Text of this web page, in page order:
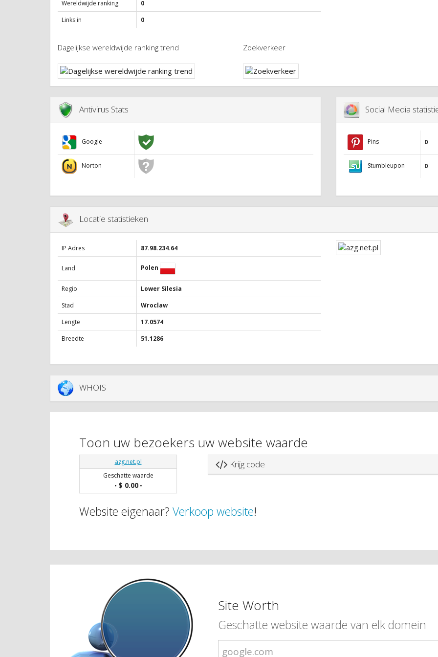
Wereldwijde ranking
0
Links in
0
Dagelijkse wereldwijde ranking trend Zoekverkeer
Antivirus Stats
Google
Norton
Social Media
Pins 0
Stumbleupon 0
Locatie statistieken
IP Adres 87.98.234.64
Land Polen
Regio
Lower Silesia
Stad
Wroclaw
Lengte
17.0574
Breedte
51.1286
WHOIS
Toon uw bezoekers uw website waarde
azg.net.pl
Geschatte waarde
• $ 0.00•
Krijg code
Website eigenaar? Verkoop website!
Site Worth
Geschatte website waarde van elk domein